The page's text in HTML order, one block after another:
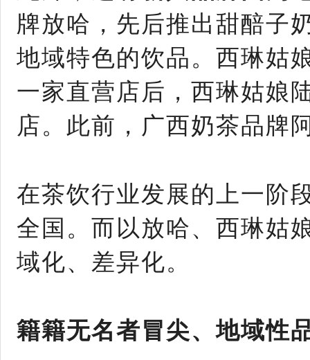
牌放哈，先后推出甜醅子
地域特色的饮品。西琳姑
一家直营店后，西琳姑娘
店。此前，广西奶茶品牌
在茶饮行业发展的上一阶
全国。而以放哈、西琳姑
域化、差异化。
籍籍无名者冒尖、地域性